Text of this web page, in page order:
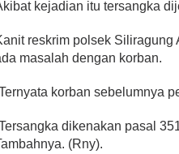
kejadian itu tersangka
reskrim polsek
masalah dengan korban.
korban sebelumnya
dikenakan pasal
(Rny).